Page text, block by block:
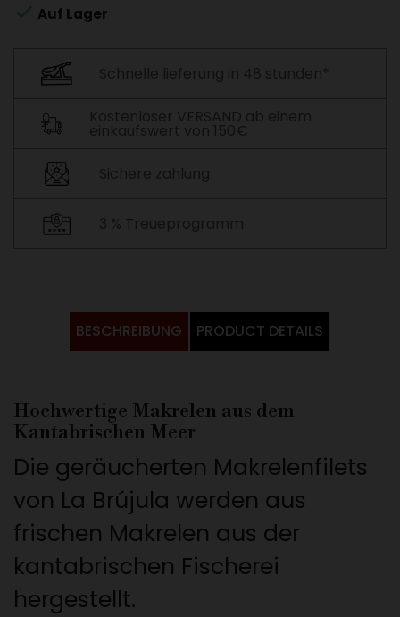
 Auf Lager
BESCHREIBUNG PRODUCT DETAILS
Hochwertige Makrelen aus dem
Kantabrischen Meer
Die geräucherten Makrelenfilets
von La Brújula werden aus
frischen Makrelen aus der
kantabrischen Fischerei
hergestellt.